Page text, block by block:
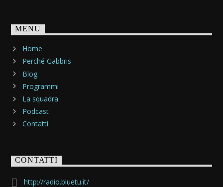
MENU
Home
Perché Gabbris
Blog
Programmi
La squadra
Podcast
Contatti
CONTATTI
http://radio.bluetu.it/